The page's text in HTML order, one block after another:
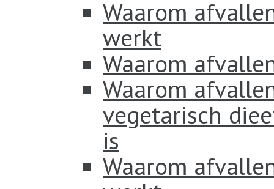
Waarom
werkt
Waarom
Waarom
vegetarisch
is
Waarom